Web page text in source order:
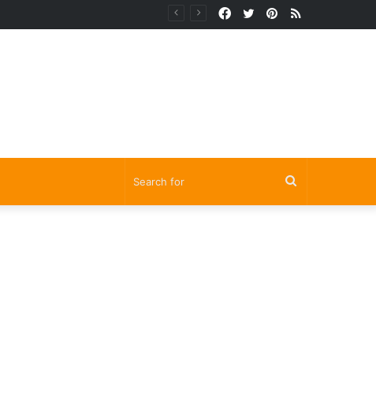
RSS
Pinterest
Twitter
Facebook